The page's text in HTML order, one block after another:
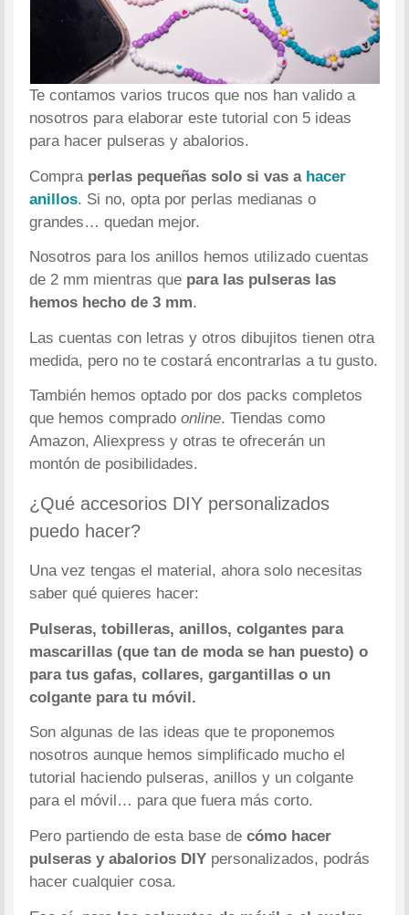
Te contamos varios trucos que nos han valido a
nosotros para elaborar este tutorial con 5 ideas
para hacer pulseras y abalorios.
Compra perlas pequeñas solo si vas a hacer
anillos. Si no, opta por perlas medianas o
grandes… quedan mejor.
Nosotros para los anillos hemos utilizado cuentas
de 2 mm mientras que para las pulseras las
hemos hecho de 3 mm.
Las cuentas con letras y otros dibujitos tienen otra
medida, pero no te costará encontrarlas a tu gusto.
También hemos optado por dos packs completos
que hemos compradoonline. Tiendas como
Amazon, Aliexpress y otras te ofrecerán un
montón de posibilidades.
¿Qué accesorios DIY personalizados
puedo hacer?
Una vez tengas el material, ahora solo necesitas
saber qué quieres hacer:
Pulseras, tobilleras, anillos, colgantes para
mascarillas (que tan de moda se han puesto) o
para tus gafas, collares, gargantillas o un
colgante para tu móvil.
Son algunas de las ideas que te proponemos
nosotros aunque hemos simplificado mucho el
tutorial haciendo pulseras, anillos y un colgante
para el móvil… para que fuera más corto.
Pero partiendo de esta base decómo hacer
pulseras y abalorios DIY personalizados, podrás
hacer cualquier cosa.